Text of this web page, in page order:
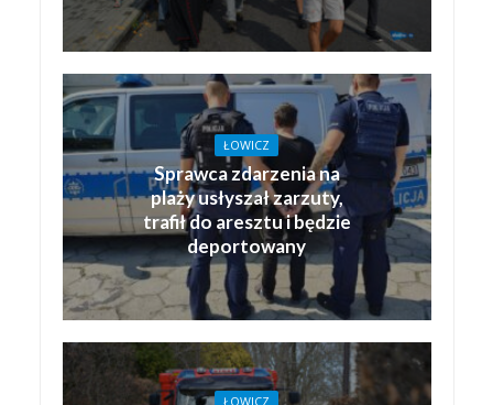
ŁOWICZ
Sprawca zdarzenia na
plaży usłyszał zarzuty,
trafił do aresztu i będzie
deportowany
ŁOWICZ